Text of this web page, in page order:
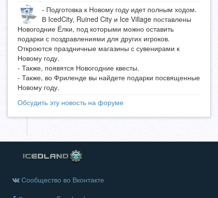
- Подготовка к Новому году идет полным ходом.
В IcedCity, Ruined City и Ice Village поставлены
Новогодние Ёлки, под которыми можно оставить
подарки с поздравлениями для других игроков.
Откроются праздничные магазины с сувенирами к
Новому году.
- Также, появятся Новогодние квесты.
- Также, во Фриленде вы найдете подарки посвященные
Новому году.
Обсудить эту новость на форуме
Сообщество во Вконтакте